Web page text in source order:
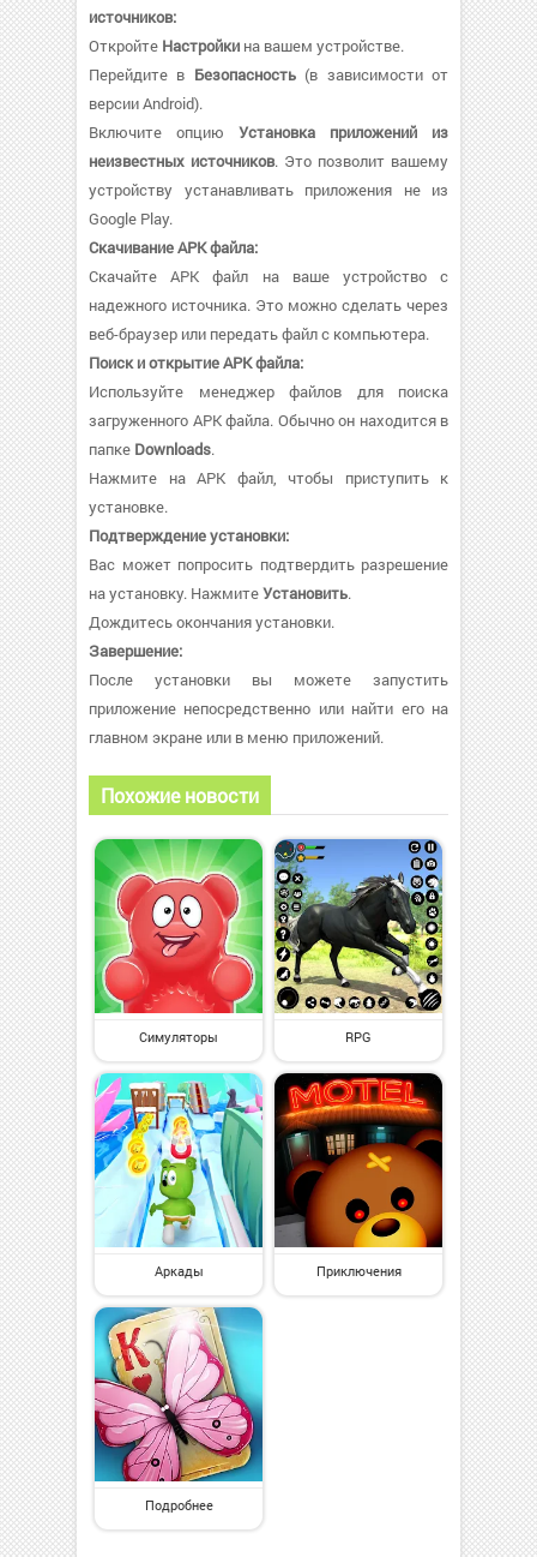
источников:
Откройте Настройки на вашем устройстве.
Перейдите в Безопасность(в зависимости от
версии Android).
Включите опцию Установка приложений из
неизвестных источников. Это позволит вашему
устройству устанавливать приложения не из
Google Play.
Скачивание APK файла:
Скачайте APK файл на ваше устройство с
надежного источника. Это можно сделать через
веб-браузер или передать файл с компьютера.
Поиск и открытие APK файла:
Используйте менеджер файлов для поиска
загруженного APK файла. Обычно он находится в
папке Downloads.
Нажмите на APK файл, чтобы приступить к
установке.
Подтверждение установки:
Вас может попросить подтвердить разрешение
на установку. НажмитеУстановить.
Дождитесь окончания установки.
Завершение:
После установки вы можете запустить
приложение непосредственно или найти его на
главном экране или в меню приложений.
Похожие новости
Симуляторы RPG
Аркады Приключения
Подробнее